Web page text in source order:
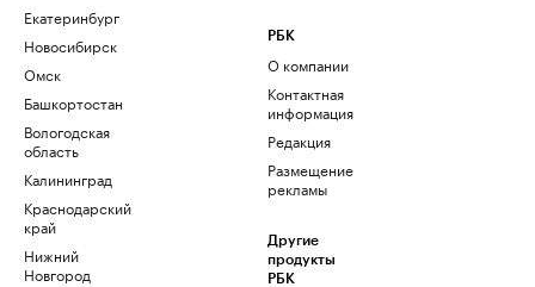
Екатеринбург
Новосибирск
Омск
Башкортостан
Вологодская
область
Калининград
Краснодарский
край
Нижний
Новгород
РБК
О компании
Контактная
информация
Редакция
Размещение
рекламы
Другие
продукты
РБК